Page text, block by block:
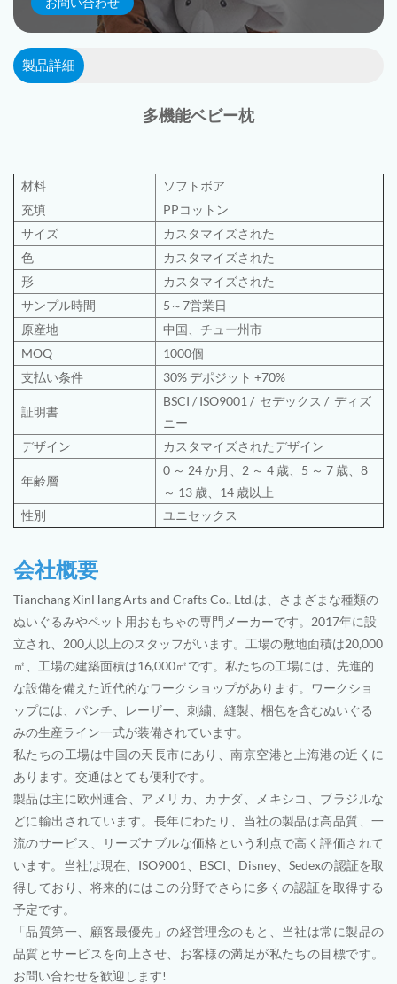
製品詳細
多機能ベビー枕
材料
ソフトボア
充填
PPコットン
サイズ
カスタマイズされた
色
カスタマイズされた
形
カスタマイズされた
サンプル時間
5～7営業日
原産地
中国、チュー州市
MOQ
1000個
支払い条件
30% デポジット +70%
証明書
BSCI / ISO9001 / セデックス / ディズ
ニー
デザイン
カスタマイズされたデザイン
年齢層
0 ～ 24 か月、2 ～ 4 歳、5 ～ 7 歳、8
～ 13 歳、14 歳以上
性別
ユニセックス
会社概要
Tianchang XinHang Arts and Crafts Co., Ltd.は、さまざまな種類の
ぬいぐるみやペット用おもちゃの専門メーカーです。2017年に設
立され、200人以上のスタッフがいます。工場の敷地面積は20,000
㎡、工場の建築面積は16,000㎡です。私たちの工場には、先進的
な設備を備えた近代的なワークショップがあります。ワークショ
ップには、パンチ、レーザー、刺繍、縫製、梱包を含むぬいぐる
みの生産ライン一式が装備されています。
私たちの工場は中国の天長市にあり、南京空港と上海港の近くに
あります。交通はとても便利です。
製品は主に欧州連合、アメリカ、カナダ、メキシコ、ブラジルな
どに輸出されています。長年にわたり、当社の製品は高品質、一
流のサービス、リーズナブルな価格という利点で高く評価されて
います。当社は現在、ISO9001、BSCI、Disney、Sedexの認証を取
得しており、将来的にはこの分野でさらに多くの認証を取得する
予定です。
「品質第一、顧客最優先」の経営理念のもと、当社は常に製品の
品質とサービスを向上させ、お客様の満足が私たちの目標です。
お問い合わせを歓迎します!